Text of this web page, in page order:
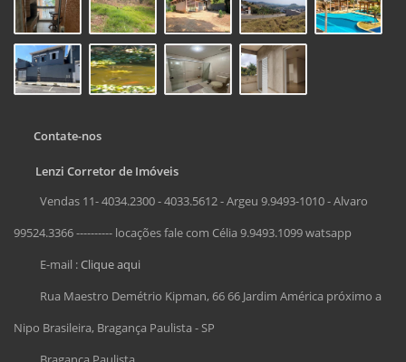
Contate-nos
Lenzi Corretor de Imóveis
Vendas 11- 4034.2300 - 4033.5612 - Argeu 9.9493-1010 - Alvaro
99524.3366 ---------- locações fale com Célia 9.9493.1099 watsapp
E-mail :Clique aqui
Rua Maestro Demétrio Kipman, 66 66 Jardim América próximo a
Nipo Brasileira, Bragança Paulista - SP